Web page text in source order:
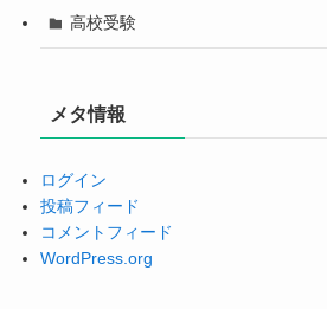
高校受験
メタ情報
ログイン
投稿フィード
コメントフィード
WordPress.org